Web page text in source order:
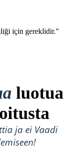
için gereklidir."
luotua
ja ei Vaadi